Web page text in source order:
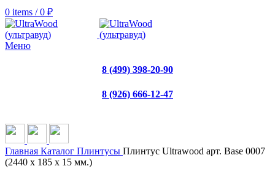
0 items / 0 ₽
Меню
8 (499) 398-20-90
8 (926) 666-12-47
Главная Каталог Плинтусы Плинтус Ultrawood арт. Base 0007
(2440 x 185 x 15 мм.)